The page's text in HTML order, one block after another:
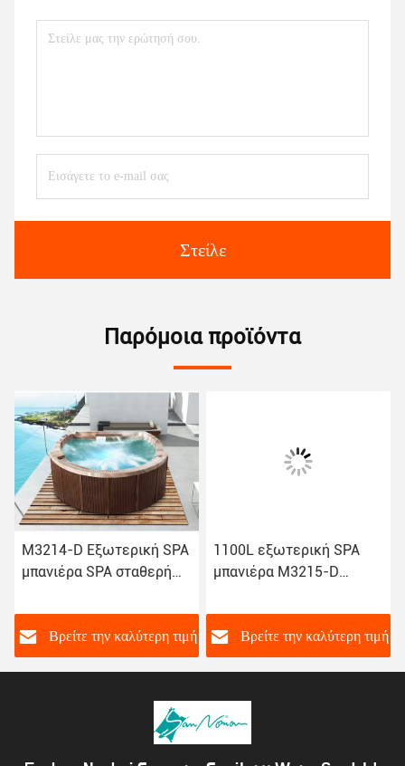
Στείλε
Παρόμοια προϊόντα
M3214-D Εξωτερική SPA
μπανιέρα SPA σταθερή
κολύμβησης
Βρείτε την καλύτερη τιμή
1100L εξωτερική SPA
μπανιέρα M3215-D
σύστημα ψηφιακού
ελέγχου αφής
Βρείτε την καλύτερη τιμή